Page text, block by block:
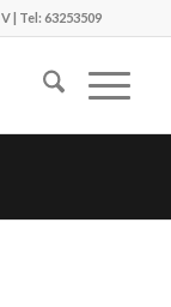
| Tel: 63253509